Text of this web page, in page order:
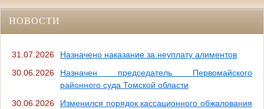
НОВОСТИ
31.07.2026
Назначено наказание за неуплату алиментов
30.06.2026
Назначен председатель Первомайского
районного суда Томской области
30.06.2026
Изменился порядок кассационного обжалования